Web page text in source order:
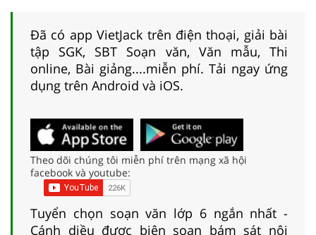
Đã có app VietJack trên điện thoại, giải bài
tập SGK, SBT Soạn văn, Văn mẫu, Thi
online, Bài giảng....miễn phí. Tải ngay ứng
dụng trên Android và iOS.
Theo dõi chúng tôi miễn phí trên mạng xã hội
facebook và youtube:
Tuyển chọn soạn văn lớp 6 ngắn nhất -
Cánh diều được biên soạn bám sát nội